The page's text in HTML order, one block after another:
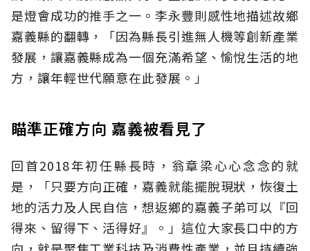
是燈會成功的推手之一。李永豐則感性地描述故鄉
嘉義縣的翻轉，「因為縣長引進無人機等創新產業
發展，讓嘉義縣成為一個充滿希望、愉悅生活的地
方，讓年輕世代願意在此發展。」
瞄準正確方向 嘉義被看見了
回首2018年初任縣長時，翁章梁心心念念的就
是，「只要方向正確，嘉義就能擺脫現狀，恢復土
地的活力及人民自信，想返鄉的嘉義子弟可以『回
得來、留得下、活得好』。」這位大家長口中的方